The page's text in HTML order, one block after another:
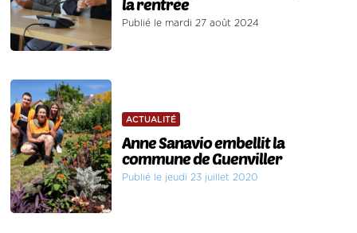
la rentrée
Publié le mardi 27 août 2024
ACTUALITÉ
Anne Sanavio embellit la
commune de Guenviller
Publié le jeudi 23 juillet 2020